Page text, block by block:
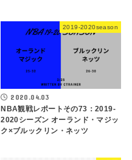
2019-2020season
2020.04.03
NBA観戦レポートその73：2019-
2020シーズン オーランド・マジッ
ク×ブルックリン・ネッツ